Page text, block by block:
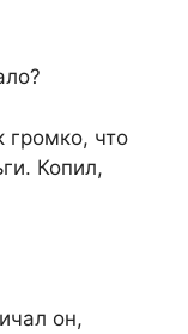
что
Копил,
он,